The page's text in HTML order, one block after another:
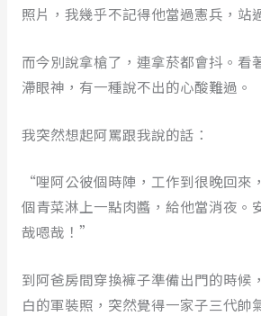
照片，我幾乎不記得他當過憲兵，站
而今別說拿槍了，連拿菸都會抖。看
滯眼神，有一種說不出的心酸難過。
我突然想起阿罵跟我說的話：
“哩阿公彼個時陣，工作到很晚回來
個青菜淋上一點肉醬，給他當消夜。
哉嗯哉！”
到阿爸房間穿換褲子準備出門的時候
白的軍裝照，突然覺得一家子三代帥